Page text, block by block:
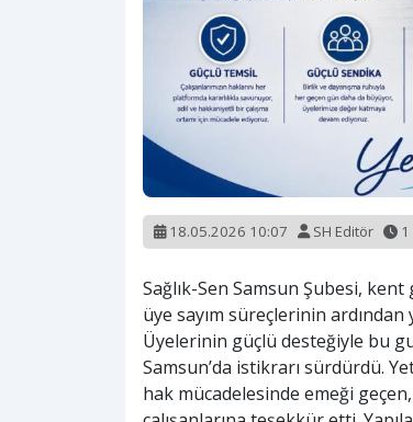
18.05.2026 10:07 SH Editör
Sağlık-Sen Samsun Şubesi,
üye sayım süreçlerinin
Üyelerinin güçlü desteğiyle bu
Samsun’da istikrarı sürdürdü.
hak mücadelesinde emeği